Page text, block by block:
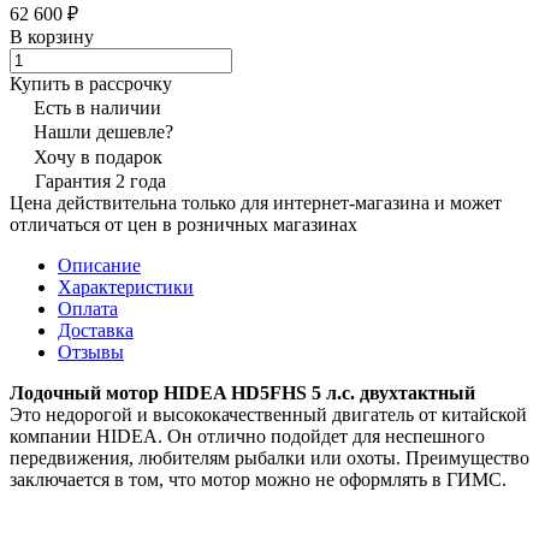
62 600 ₽
В корзину
Купить в рассрочку
Есть в наличии
Нашли дешевле?
Хочу в подарок
Гарантия 2 года
Цена действительна только для интернет-магазина и может
отличаться от цен в розничных магазинах
Описание
Характеристики
Оплата
Доставка
Отзывы
Лодочный мотор HIDEA HD5FHS 5 л.с. двухтактный
Это недорогой и высококачественный двигатель от китайской
компании HIDEA. Он отлично подойдет для неспешного
передвижения, любителям рыбалки или охоты. Преимущество
заключается в том, что мотор можно не оформлять в ГИМС.